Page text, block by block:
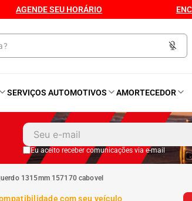
AGENDE SEU HORÁRIO
SERVIÇOS AUTOMOTIVOS AMORTECEDOR
Eu aceito receber comunicações via e-mail
1315mm 157170 cabovel
com seu veículo